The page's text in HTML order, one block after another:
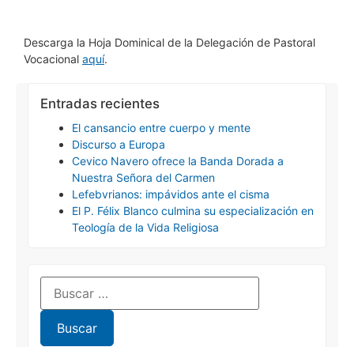
Descarga la Hoja Dominical de la Delegación de Pastoral
Vocacional aquí.
Entradas recientes
El cansancio entre cuerpo y mente
Discurso a Europa
Cevico Navero ofrece la Banda Dorada a
Nuestra Señora del Carmen
Lefebvrianos: impávidos ante el cisma
El P. Félix Blanco culmina su especialización en
Teología de la Vida Religiosa